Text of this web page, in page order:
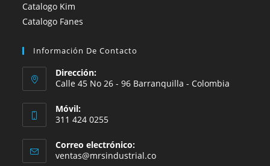
Catalogo Kim
Catalogo Fanes
Información De Contacto
Dirección:
Calle 45 No 26 - 96 Barranquilla - Colombia
Móvil:
311 424 0255
Correo electrónico:
ventas@mrsindustrial.coSe